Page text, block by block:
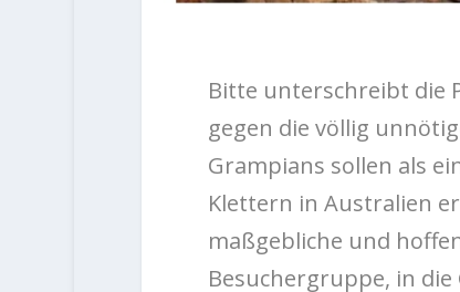
Bitte unterschreibt die
gegen die völlig
Grampians sollen als
Klettern in Australien
maßgebliche und
Besuchergruppe, in